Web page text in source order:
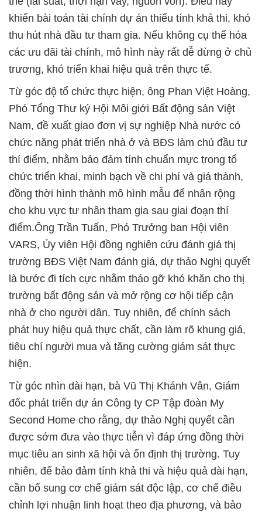
khiến bài toán tài chính dự án thiếu tính khả thi, khó
thu hút nhà đầu tư tham gia. Nếu không cụ thể hóa
các ưu đãi tài chính, mô hình này rất dễ dừng ở chủ
trương, khó triển khai hiệu quả trên thực tế.
Từ góc độ tổ chức thực hiện, ông Phan Việt Hoàng,
Phó Tổng Thư ký Hội Môi giới Bất động sản Việt
Nam, đề xuất giao đơn vị sự nghiệp Nhà nước có
chức năng phát triển nhà ở và BĐS làm chủ đầu tư
thí điểm, nhằm bảo đảm tính chuẩn mực trong tổ
chức triển khai, minh bạch về chi phí và giá thành,
đồng thời hình thành mô hình mẫu để nhân rộng
cho khu vực tư nhân tham gia sau giai đoạn thí
điểm.Ông Trần Tuấn, Phó Trưởng ban Hội viên
VARS, Ủy viên Hội đồng nghiên cứu đánh giá thị
trường BĐS Việt Nam đánh giá, dự thảo Nghị quyết
là bước đi tích cực nhằm tháo gỡ khó khăn cho thị
trường bất động sản và mở rộng cơ hội tiếp cận
nhà ở cho người dân. Tuy nhiên, để chính sách
phát huy hiệu quả thực chất, cần làm rõ khung giá,
tiêu chí người mua và tăng cường giám sát thực
hiện.
Từ góc nhìn dài hạn, bà Vũ Thị Khánh Vân, Giám
đốc phát triển dự án Công ty CP Tập đoàn My
Second Home cho rằng, dự thảo Nghị quyết cần
được sớm đưa vào thực tiễn vì đáp ứng đồng thời
mục tiêu an sinh xã hội và ổn định thị trường. Tuy
nhiên, để bảo đảm tính khả thi và hiệu quả dài hạn,
cần bổ sung cơ chế giám sát độc lập, cơ chế điều
chỉnh lợi nhuận linh hoạt theo địa phương, và bảo